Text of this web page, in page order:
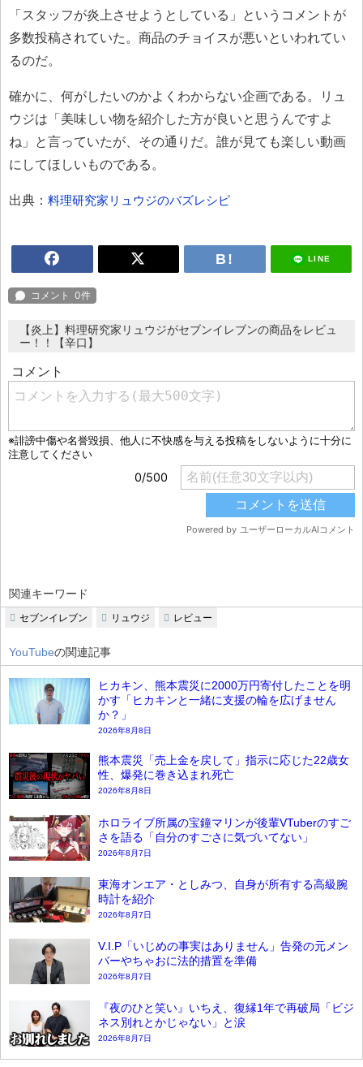
「スタッフが炎上させようとしている」というコメントが
多数投稿されていた。商品のチョイスが悪いといわれてい
るのだ。
確かに、何がしたいのかよくわからない企画である。リュ
ウジは「美味しい物を紹介した方が良いと思うんですよ
ね」と言っていたが、その通りだ。誰が見ても楽しい動画
にしてほしいものである。
出典： 料理研究家リュウジのバズレシピ
LINE
【炎上】料理研究家リュウジがセブンイレブンの商品をレビュ
ー！！【辛口】
関連キーワード
セブンイレブン リュウジ レビュー
YouTubeの関連記事
ヒカキン、熊本震災に2000万円寄付したことを明
かす「ヒカキンと一緒に支援の輪を広げません
か？」
2026年8月8日
熊本震災「売上金を戻して」指示に応じた22歳女
性、爆発に巻き込まれ死亡
2026年8月8日
ホロライブ所属の宝鐘マリンが後輩VTuberのすご
さを語る「自分のすごさに気づいてない」
2026年8月7日
東海オンエア・としみつ、自身が所有する高級腕
時計を紹介
2026年8月7日
V.I.P「いじめの事実はありません」告発の元メン
バーやちゃおに法的措置を準備
2026年8月7日
『夜のひと笑い』いちえ、復縁1年で再破局「ビジ
ネス別れとかじゃない」と涙
2026年8月7日